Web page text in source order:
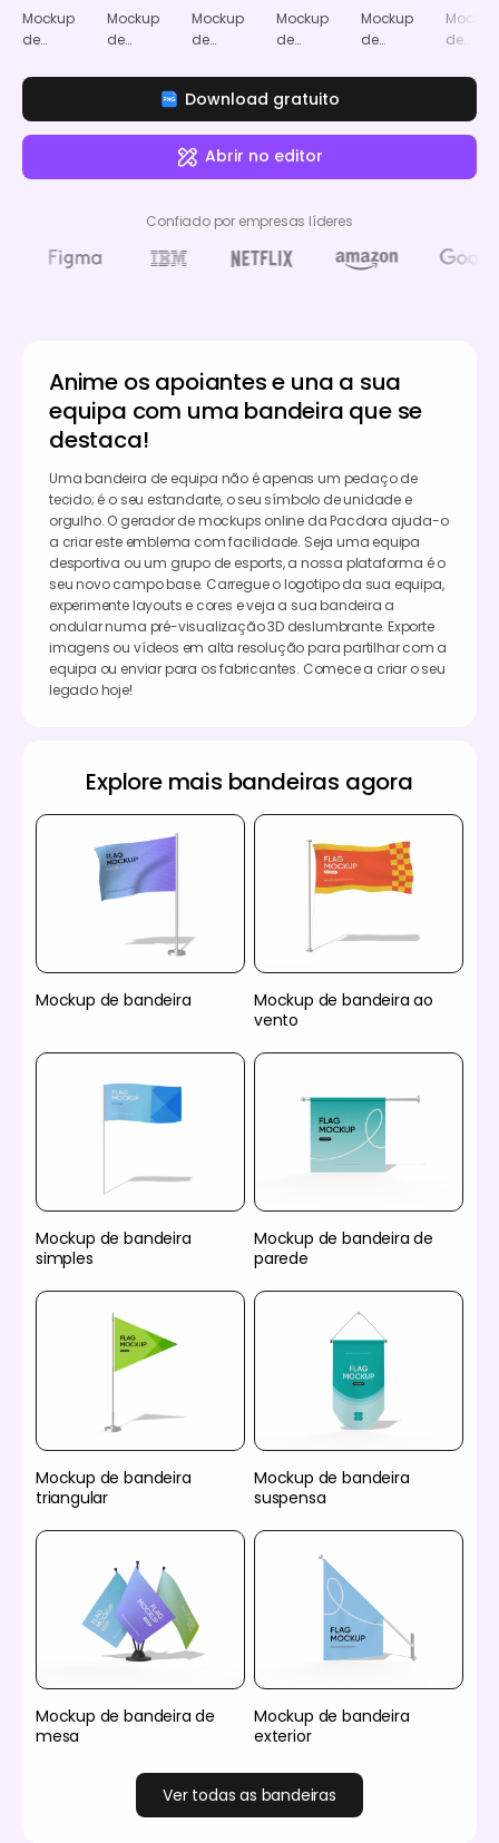
Mockup
de
Mockup
de
ao vento
Mockup
de
simples
Mockup
de
de parede
Mockup
de
triangular
Mockup
de
Download gratuito
Abrir no editor
Confiado por empresas líderes
Anime os apoiantes e una a sua
equipa com uma bandeira que se
destaca!
Uma bandeira de equipa não é apenas um pedaço de
tecido; é o seu estandarte, o seu símbolo de unidade e
orgulho. O gerador de mockups online da Pacdora ajuda-o
a criar este emblema com facilidade. Seja uma equipa
desportiva ou um grupo de esports, a nossa plataforma é o
seu novo campo base. Carregue o logotipo da sua equipa,
experimente layouts e cores e veja a sua bandeira a
ondular numa pré-visualização 3D deslumbrante. Exporte
imagens ou vídeos em alta resolução para partilhar com a
equipa ou enviar para os fabricantes. Comece a criar o seu
legado hoje!
Explore mais bandeiras agora
Mockup de bandeira
Mockup de bandeira ao
vento
Mockup de bandeira
simples
Mockup de bandeira de
parede
Mockup de bandeira
triangular
Mockup de bandeira
suspensa
Mockup de bandeira de
mesa
Mockup de bandeira
exterior
Ver todas as bandeiras